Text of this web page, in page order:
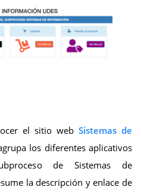
el sitio web Sistemas de
los diferentes aplicativos
de Sistemas de
la descripción y enlace de